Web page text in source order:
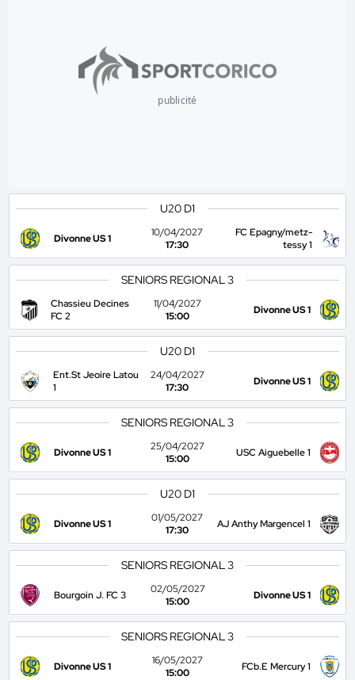
publicité
U20 D1
Divonne US 1
10/04/2027
17:30
FC Epagny/metz-
tessy 1
SENIORS REGIONAL 3
Chassieu Decines
FC 2
11/04/2027
15:00
Divonne US 1
U20 D1
Ent.St Jeoire Latou
1
24/04/2027
17:30
Divonne US 1
SENIORS REGIONAL 3
Divonne US 1
25/04/2027
15:00
USC Aiguebelle 1
U20 D1
Divonne US 1
01/05/2027
17:30
AJ Anthy Margencel 1
SENIORS REGIONAL 3
Bourgoin J. FC 3
02/05/2027
15:00
Divonne US 1
SENIORS REGIONAL 3
Divonne US 1
16/05/2027
15:00
FCb.E Mercury 1